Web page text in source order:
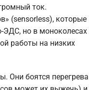
ток.
(sensorless), которые
ЭДС, но в моноколесах
работы на низких
Они боятся перегрева